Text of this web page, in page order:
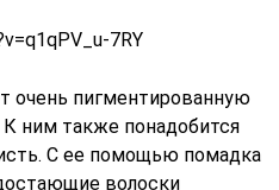
7RY
пигментированную
ним также понадобится
С ее помощью помадка
волоски